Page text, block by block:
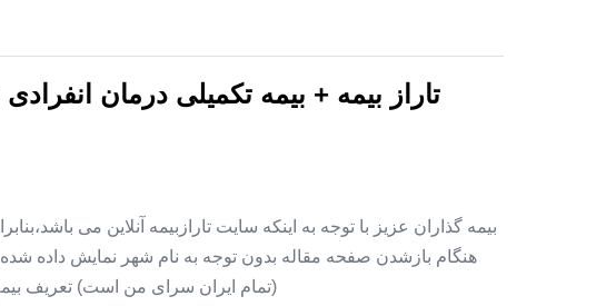
تاراز بیمه + بیمه تکمیلی درمان
بیمه گذاران عزیز با توجه به اینکه سایت تارازبیمه آنلاین می
هنگام بازشدن صفحه مقاله بدون توجه به نام شهر نمایش داده شده
(تمام ایران سرای من است) تعریف